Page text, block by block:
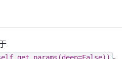
。